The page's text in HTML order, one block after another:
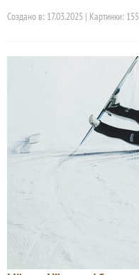
Создано в: 17.03.2025 | Картинки: 155